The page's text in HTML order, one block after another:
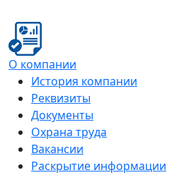
О компании
История компании
Реквизиты
Документы
Охрана труда
Вакансии
Раскрытие информации